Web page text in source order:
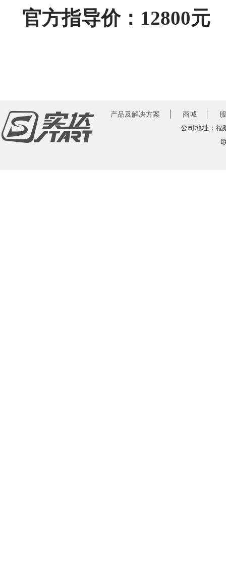
官方指导价：12800元
产品及解决方案 商城
公司地址：福